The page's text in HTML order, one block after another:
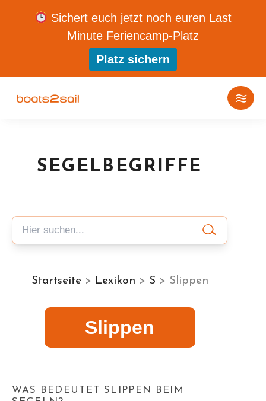
SEGELBEGRIFFE
Startseite> Lexikon > S > Slippen
Slippen
WAS BEDEUTET SLIPPEN BEIM
Sichert euch jetzt noch euren Last
Minute Feriencamp-Platz
Platz sichern